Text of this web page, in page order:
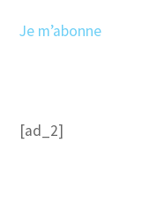
Je m’abonne
[ad_2]